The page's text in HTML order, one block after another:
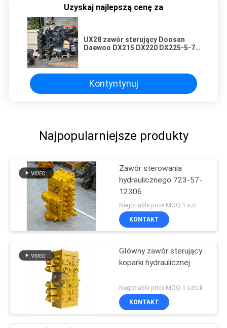
Uzyskaj najlepszą cenę za
UX28 zawór sterujący Doosan
Daewoo DX215 DX220 DX225-5-7
Kontyntynuj
Najpopularniejsze produkty
Zawór sterowania
hydraulicznego 723-57-
12306
Negotiable price MOQ:1 szt
KONTAKT
Główny zawór sterujący
koparki hydraulicznej
Negotiable price MOQ:1 sztuk
KONTAKT